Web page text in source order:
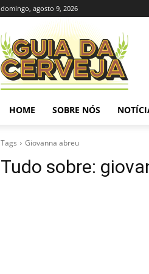
domingo, agosto 9, 2026
HOME SOBRE NÓS
Tags Giovanna abreu
Tudo sobre: